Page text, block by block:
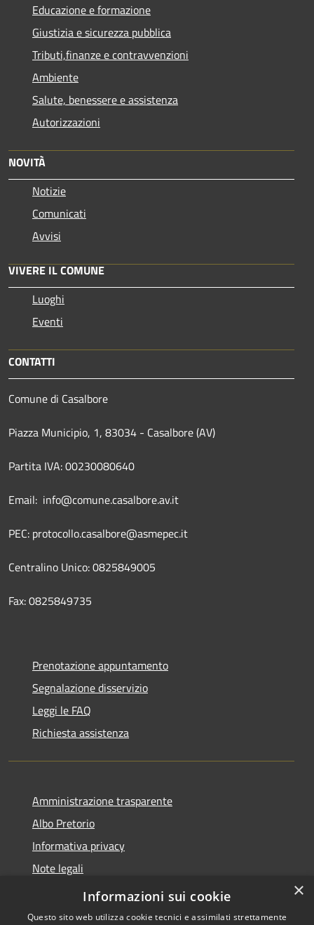
Educazione e formazione
Giustizia e sicurezza pubblica
Tributi,finanze e contravvenzioni
Ambiente
Salute, benessere e assistenza
Autorizzazioni
NOVITÀ
Notizie
Comunicati
Avvisi
VIVERE IL COMUNE
Luoghi
Eventi
CONTATTI
Comune di Casalbore
Piazza Municipio, 1, 83034 - Casalbore (AV)
Partita IVA: 00230080640
Email: info@comune.casalbore.av.it
PEC: protocollo.casalbore@asmepec.it
Centralino Unico: 0825849005
Fax: 0825849735
Prenotazione appuntamento
Segnalazione disservizio
Leggi le FAQ
Richiesta assistenza
Amministrazione trasparente
Albo Pretorio
Informativa privacy
Note legali
Dichiarazione di accessibilità
×
Informazioni sui cookie
Questo sito web utilizza cookie tecnici e assimilati strettamente